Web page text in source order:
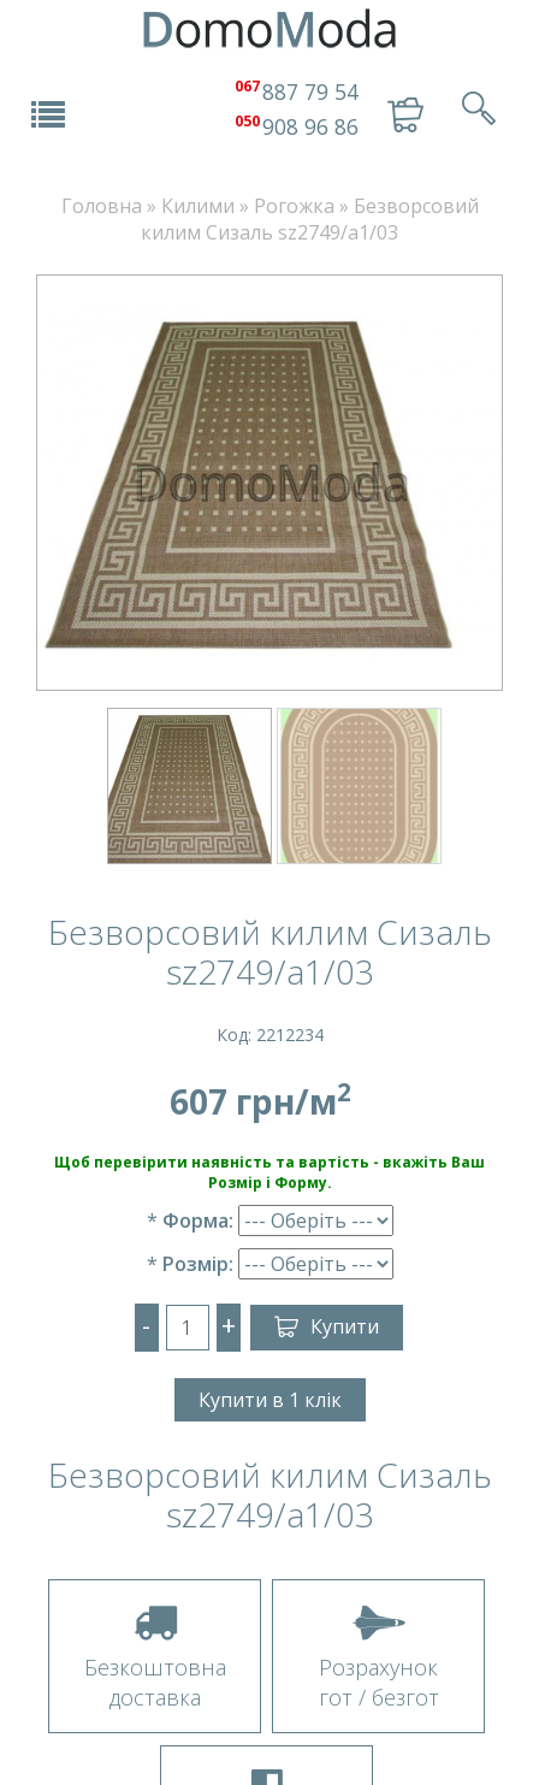
067887 79 54
050908 96 86
Головна » Килими » Рогожка » Безворсовий
килим Сизаль sz2749/a1/03
Безворсовий килим Сизаль
sz2749/a1/03
Код: 2212234
607 грн/м2
Щоб перевірити наявність та вартість - вкажіть Ваш
Розмір і Форму.
* Форма:
* Розмір:
- + Купити
Купити в 1 клік
Безворсовий килим Сизаль
sz2749/a1/03
Безкоштовна
доставка
Розрахунок
гот / безгот